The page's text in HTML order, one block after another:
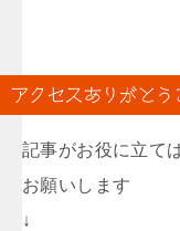
アクセスありがとう
記事がお役に立て
お願いします
↓